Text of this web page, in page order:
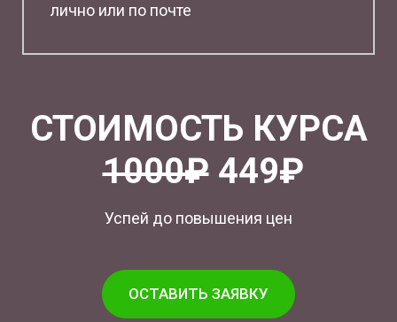
лично или по почте
СТОИМОСТЬ КУРСА
1000₽449₽
Успей до повышения цен
ОСТАВИТЬ ЗАЯВКУ